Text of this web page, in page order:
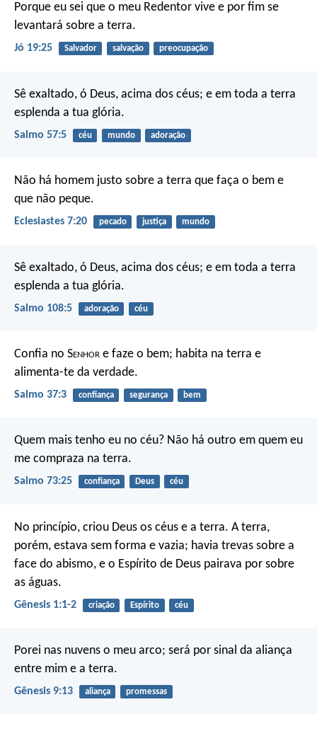
Porque eu sei que o meu Redentor vive e por fim se
levantará sobre a terra.
Jó 19:25 Salvador salvação preocupação
Sê exaltado, ó Deus, acima dos céus; e em toda a terra
esplenda a tua glória.
Salmo 57:5 céu mundo adoração
Não há homem justo sobre a terra que faça o bem e
que não peque.
Eclesiastes 7:20 pecado justiça mundo
Sê exaltado, ó Deus, acima dos céus; e em toda a terra
esplenda a tua glória.
Salmo 108:5 adoração céu
Confia no Senhor e faze o bem; habita na terra e
alimenta-te da verdade.
Salmo 37:3 confiança segurança bem
Quem mais tenho eu no céu? Não há outro em quem eu
me compraza na terra.
Salmo 73:25 confiança Deus céu
No princípio, criou Deus os céus e a terra. A terra,
porém, estava sem forma e vazia; havia trevas sobre a
face do abismo, e o Espírito de Deus pairava por sobre
as águas.
Gênesis 1:1-2 criação Espírito céu
Porei nas nuvens o meu arco; será por sinal da aliança
entre mim e a terra.
Gênesis 9:13 aliança promessas